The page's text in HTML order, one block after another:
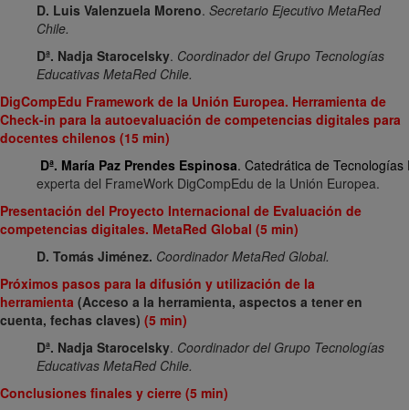
D. Luis Valenzuela Moreno. Secretario Ejecutivo MetaRed
Chile.
Dª. Nadja Starocelsky. Coordinador del Grupo Tecnologías
Educativas MetaRed Chile.
DigCompEdu Framework de la Unión Europea. Herramienta de
Check-in para la autoevaluación de competencias digitales para
docentes chilenos (15 min)
Dª. María Paz Prendes Espinosa. Catedrática de
experta del FrameWork DigCompEdu de la Unión Europea.
Presentación del Proyecto Internacional de Evaluación de
competencias digitales. MetaRed Global (5 min)
D. Tomás Jiménez. Coordinador MetaRed Global.
Próximos pasos para la difusión y utilización de la
herramienta (Acceso a la herramienta, aspectos a tener en
cuenta, fechas claves) (5 min)
Dª. Nadja Starocelsky. Coordinador del Grupo Tecnologías
Educativas MetaRed Chile.
Conclusiones finales y cierre (5 min)